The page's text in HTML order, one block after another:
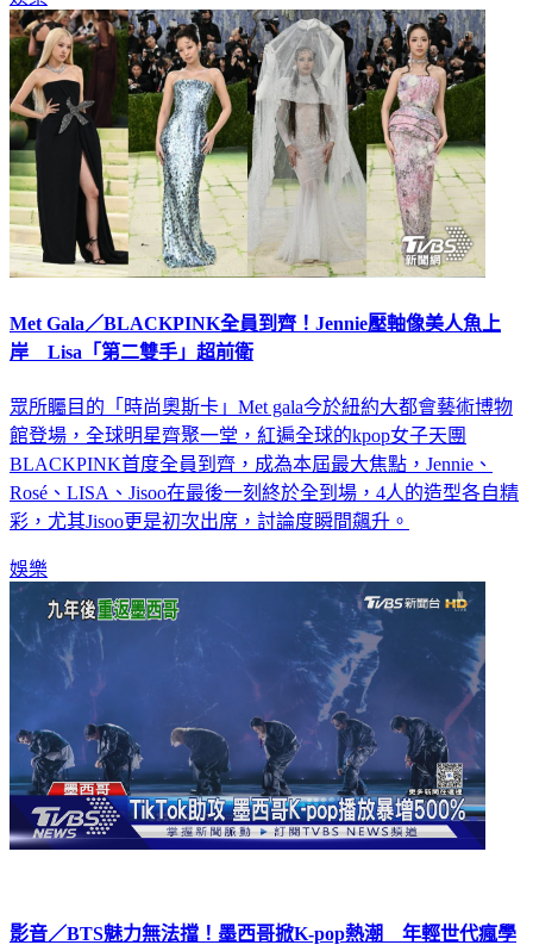
Met Gala／BLACKPINK全員到齊！Jennie壓軸像美人魚上
岸 Lisa「第二雙手」超前衛
眾所矚目的「時尚奧斯卡」Met gala今於紐約大都會藝術博物
館登場，全球明星齊聚一堂，紅遍全球的kpop女子天團
BLACKPINK首度全員到齊，成為本屆最大焦點，Jennie、
Rosé、LISA、Jisoo在最後一刻終於全到場，4人的造型各自精
彩，尤其Jisoo更是初次出席，討論度瞬間飆升。
娛樂
影音／BTS魅力無法擋！墨西哥掀K-pop熱潮 年輕世代瘋學